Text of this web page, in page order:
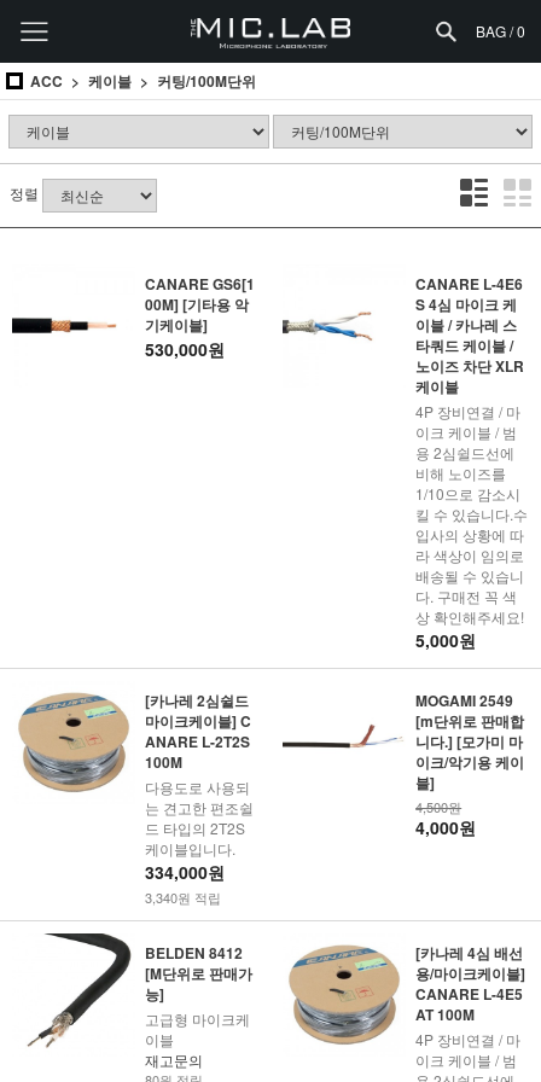
BAG /0
ACC 케이블 커팅/100M단위
정렬
CANARE GS6[1
00M] [기타용 악
기케이블]
530,000원
CANARE L-4E6
S 4심 마이크 케
이블 / 카나레 스
타쿼드 케이블 /
노이즈 차단 XLR
케이블
4P 장비연결 / 마
이크 케이블 / 범
용 2심쉴드선에
비해 노이즈를
1/10으로 감소시
킬 수 있습니다.수
입사의 상황에 따
라 색상이 임의로
배송될 수 있습니
다. 구매전 꼭 색
상 확인해주세요!
5,000원
[카나레 2심쉴드
마이크케이블] C
ANARE L-2T2S
100M
다용도로 사용되
는 견고한 편조쉴
드 타입의 2T2S
케이블입니다.
334,000원
3,340원 적립
MOGAMI 2549
[m단위로 판매합
니다.] [모가미 마
이크/악기용 케이
블]
4,500원
4,000원
BELDEN 8412
[M단위로 판매가
능]
고급형 마이크케
이블
재고문의
[카나레 4심 배선
용/마이크케이블]
CANARE L-4E5
AT 100M
4P 장비연결 / 마
이크 케이블 / 범